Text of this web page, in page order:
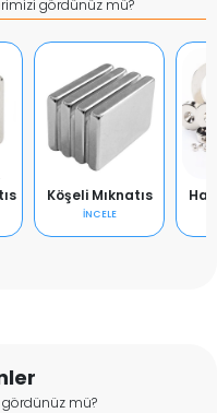
gördünüz mü?
Köşeli Mıknatıs
İNCELE
mü?